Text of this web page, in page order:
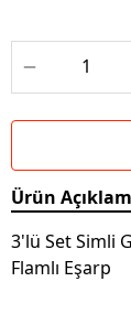
Ürün
3'lü Set Simli
Flamlı Eşarp